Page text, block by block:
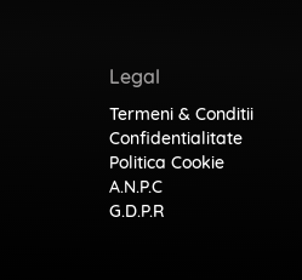
Legal
Termeni & Conditii
Confidentialitate
Politica Cookie
A.N.P.C
G.D.P.R